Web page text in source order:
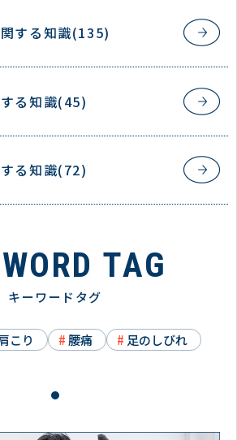
する知識(135)
る知識(45)
る知識(72)
TAG
キーワードタグ
こり 腰痛 足のしびれ